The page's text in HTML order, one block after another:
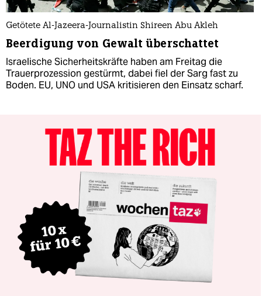
Getötete Al-Jazeera-Journalistin Shireen Abu Akleh
Beerdigung von Gewalt überschattet
Israelische Sicherheitskräfte haben am Freitag die
Trauerprozession gestürmt, dabei fiel der Sarg fast zu
Boden. EU, UNO und USA kritisieren den Einsatz scharf.